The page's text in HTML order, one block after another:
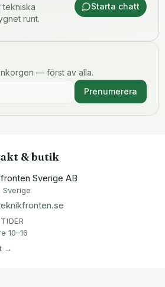
tekniska
runt.
Starta chatt
— först av alla.
Prenumerera
& butik
Sverige AB
Sverige
10–16
→